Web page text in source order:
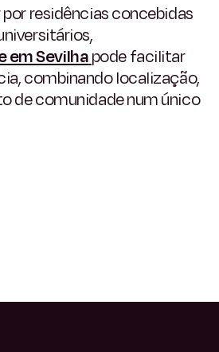
residências concebidas
em Sevilhapode facilitar
combinando localização,
de comunidade num único